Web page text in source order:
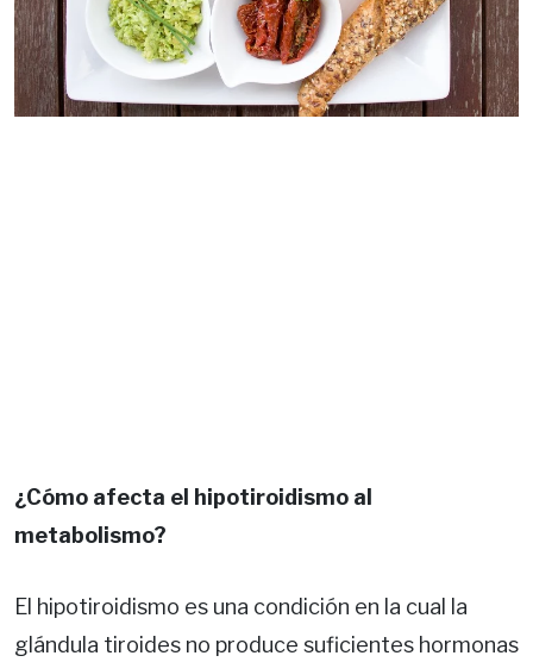
¿Cómo afecta el hipotiroidismo al
metabolismo?
El hipotiroidismo es una condición en la cual la
glándula tiroides no produce suficientes hormonas